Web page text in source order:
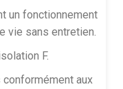
un fonctionnement
vie sans entretien.
F.
aux